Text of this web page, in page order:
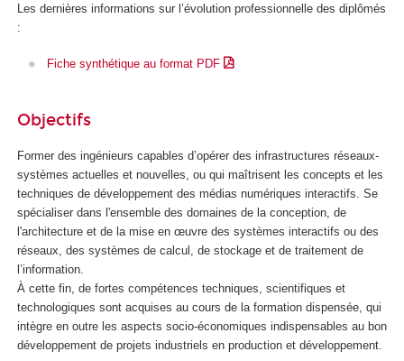
é
i
s
e
I
Les dernières informations sur l’évolution professionnelle des diplômés
:
Fiche synthétique au format PDF
Objectifs
Former des ingénieurs capables d’opérer des infrastructures réseaux-
systèmes actuelles et nouvelles, ou qui maîtrisent les concepts et les
techniques de développement des médias numériques interactifs. Se
spécialiser dans l'ensemble des domaines de la conception, de
l'architecture et de la mise en œuvre des systèmes interactifs ou des
réseaux, des systèmes de calcul, de stockage et de traitement de
l’information.
À cette fin, de fortes compétences techniques, scientifiques et
technologiques sont acquises au cours de la formation dispensée, qui
intègre en outre les aspects socio-économiques indispensables au bon
développement de projets industriels en production et développement.